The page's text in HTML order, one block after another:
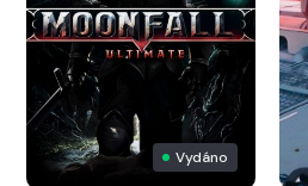
Vydáno